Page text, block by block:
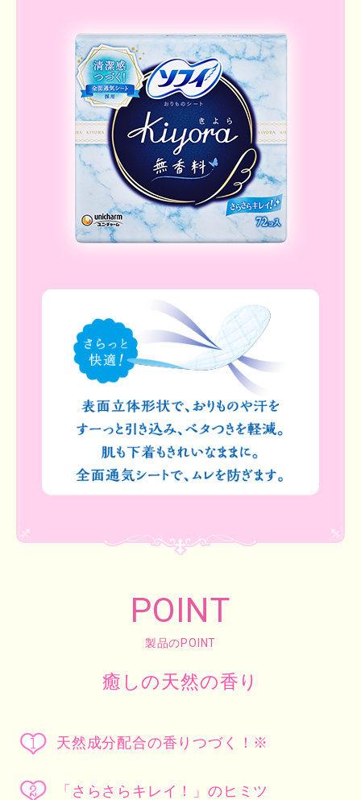
POINT
製品のPOINT
癒しの天然の香り
天然成分配合の香りつづく！※
「さらさらキレイ！」のヒミツ